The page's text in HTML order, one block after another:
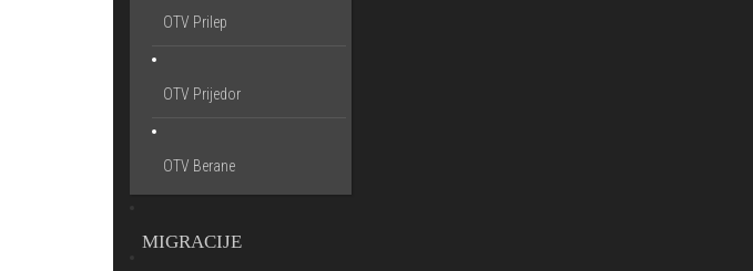
OTV Prilep
OTV Prijedor
OTV Berane
MIGRACIJE